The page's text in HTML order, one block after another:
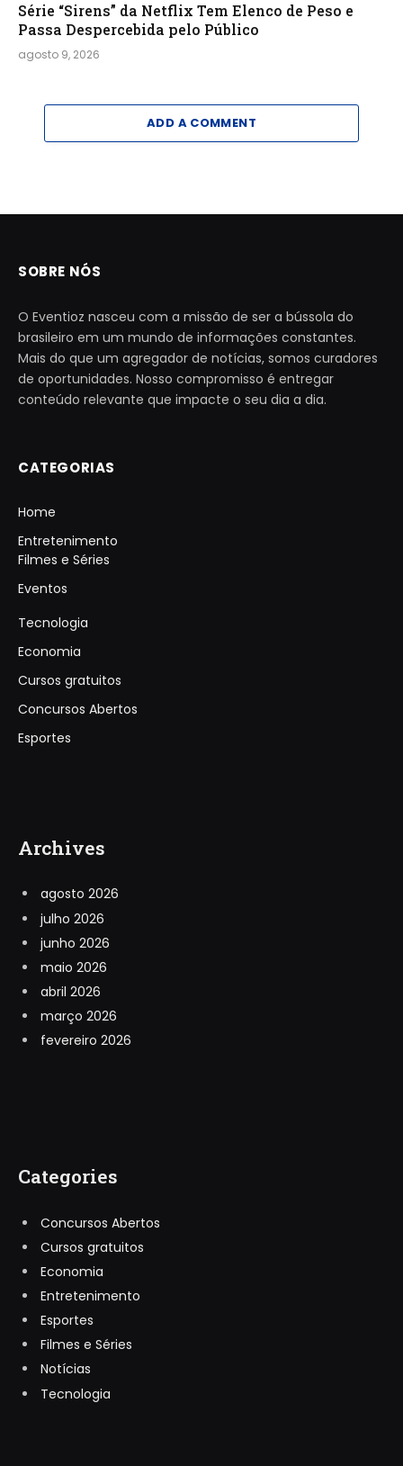
Série “Sirens” da Netflix Tem Elenco de Peso e
Passa Despercebida pelo Público
agosto 9, 2026
ADD A COMMENT
SOBRE NÓS
O Eventioz nasceu com a missão de ser a bússola do
brasileiro em um mundo de informações constantes.
Mais do que um agregador de notícias, somos curadores
de oportunidades. Nosso compromisso é entregar
conteúdo relevante que impacte o seu dia a dia.
CATEGORIAS
Home
Entretenimento
Filmes e Séries
Eventos
Tecnologia
Economia
Cursos gratuitos
Concursos Abertos
Esportes
Archives
agosto 2026
julho 2026
junho 2026
maio 2026
abril 2026
março 2026
fevereiro 2026
Categories
Concursos Abertos
Cursos gratuitos
Economia
Entretenimento
Esportes
Filmes e Séries
Notícias
Tecnologia